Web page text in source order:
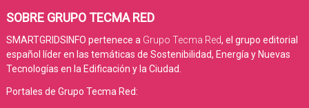
SOBRE GRUPO TECMA RED
SMARTGRIDSINFO pertenece a Grupo Tecma Red, el grupo editorial
español líder en las temáticas de Sostenibilidad, Energía y Nuevas
Tecnologías en la Edificación y la Ciudad.
Portales de Grupo Tecma Red: